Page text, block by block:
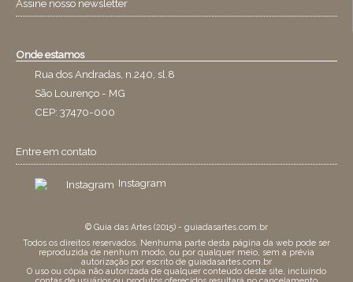
Assine nosso newsletter
Onde estamos
Rua dos Andradas, n.240, sl.8
São Lourenço - MG
CEP: 37470-000
Entre em contato
Instagram
© Guia das Artes (2015) - guiadasartes.com.br
Todos os direitos reservados. Nenhuma parte desta página da web pode ser
reproduzida de nenhum modo, ou por qualquer meio, sem a prévia
autorização por escrito de guiadasartes.com.br
O uso ou cópia não autorizada de qualquer conteúdo deste site, incluíndo
contas de usuários ou produtos oferecidos resultará no cancelamento